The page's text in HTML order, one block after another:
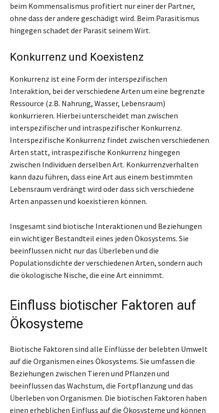
beim Kommensalismus profitiert nur einer der Partner,
ohne dass der andere geschädigt wird. Beim Parasitismus
hingegen schadet der Parasit seinem Wirt.
Konkurrenz und Koexistenz
Konkurrenz ist eine Form der interspezifischen
Interaktion, bei der verschiedene Arten um eine begrenzte
Ressource (z.B. Nahrung, Wasser, Lebensraum)
konkurrieren. Hierbei unterscheidet man zwischen
interspezifischer und intraspezifischer Konkurrenz.
Interspezifische Konkurrenz findet zwischen verschiedenen
Arten statt, intraspezifische Konkurrenz hingegen
zwischen Individuen derselben Art. Konkurrenzverhalten
kann dazu führen, dass eine Art aus einem bestimmten
Lebensraum verdrängt wird oder dass sich verschiedene
Arten anpassen und koexistieren können.
Insgesamt sind biotische Interaktionen und Beziehungen
ein wichtiger Bestandteil eines jeden Ökosystems. Sie
beeinflussen nicht nur das Überleben und die
Populationsdichte der verschiedenen Arten, sondern auch
die ökologische Nische, die eine Art einnimmt.
Einfluss biotischer Faktoren auf
Ökosysteme
Biotische Faktoren sind alle Einflüsse der belebten Umwelt
auf die Organismen eines Ökosystems. Sie umfassen die
Beziehungen zwischen Tieren und Pflanzen und
beeinflussen das Wachstum, die Fortpflanzung und das
Überleben von Organismen. Die biotischen Faktoren haben
einen erheblichen Einfluss auf die Ökosysteme und können